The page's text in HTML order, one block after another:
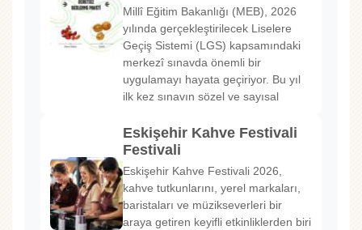
Millî Eğitim Bakanlığı (MEB), 2026
yılında gerçekleştirilecek Liselere
Geçiş Sistemi (LGS) kapsamındaki
merkezî sınavda önemli bir
uygulamayı hayata geçiriyor. Bu yıl
ilk kez sınavın sözel ve sayısal
Eskişehir Kahve Festivali
Festivali
Eskişehir Kahve Festivali 2026,
kahve tutkunlarını, yerel markaları,
baristaları ve müzikseverleri bir
araya getiren keyifli etkinliklerden biri